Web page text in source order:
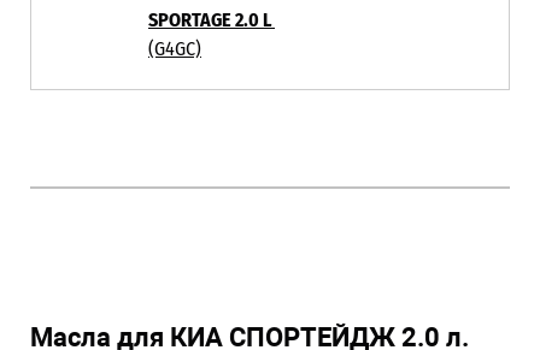
SPORTAGE 2.0 L
(G4GC)
Масла для КИА СПОРТЕЙДЖ 2.0 л.